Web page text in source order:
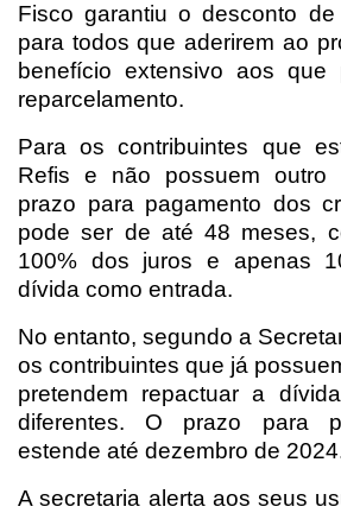
Fisco garantiu o desconto
para todos que aderirem ao
benefício extensivo aos que
reparcelamento.
Para os contribuintes que
Refis e não possuem outro
prazo para pagamento dos
pode ser de até 48 meses,
100% dos juros e apenas
dívida como entrada.
No entanto, segundo a
os contribuintes que já
pretendem repactuar a
diferentes. O prazo para
estende até dezembro de
A secretaria alerta aos seus